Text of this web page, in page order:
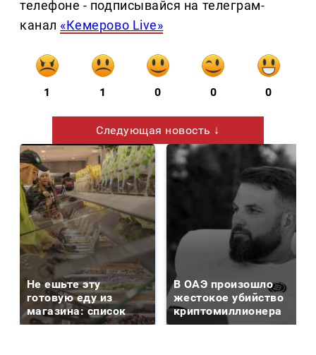
телефоне - подписывайся на телеграм-
канал «Кемерово Live»
1 1 0 0 0
Следующая новость ↓
Не ешьте эту
готовую еду из
магазина: список
В ОАЭ произошло
жестокое убийство
криптомиллионера